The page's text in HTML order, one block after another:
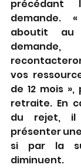
demande.
aboutit
vos
de 12 mois
retraite. En
du rejet, il
présenter
si par la
diminuent.